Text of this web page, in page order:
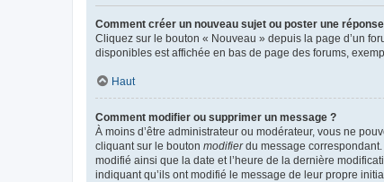
Comment créer un nouveau sujet ou poster une
Cliquez sur le bouton « Nouveau » depuis la page d’un
disponibles est affichée en bas de page des forums,
Haut
Comment modifier ou supprimer un message ?
À moins d’être administrateur ou modérateur, vous ne
cliquant sur le bouton modifierdu message correspondant.
modifié ainsi que la date et l’heure de la dernière
indiquant qu’ils ont modifié le message de leur propre